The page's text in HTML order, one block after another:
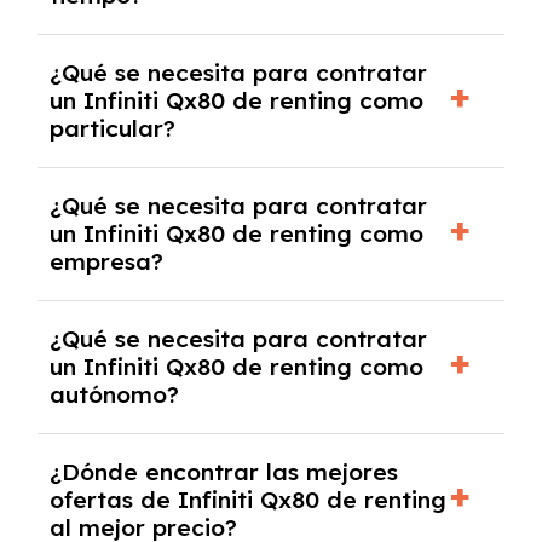
económica.
pero puede haber penalizaciones por
cancelación anticipada. Es importante revisar
las condiciones del contrato y hablar con un
experto que te asesore.
¿Qué se necesita para contratar
un Infiniti Qx80 de renting como
particular?
y, en algunos casos, una consulta de solvencia
crediticia y un pago inicial.
¿Qué se necesita para contratar
un Infiniti Qx80 de renting como
empresa?
documentación financiera y, en algunos
casos, un informe de solvencia de la empresa
y un pago inicial.
¿Qué se necesita para contratar
un Infiniti Qx80 de renting como
autónomo?
autónomos, justificante de ingresos y, en
algunos casos, un informe fiscal y un pago
inicial.
¿Dónde encontrar las mejores
ofertas de Infiniti Qx80 de renting
al mejor precio?